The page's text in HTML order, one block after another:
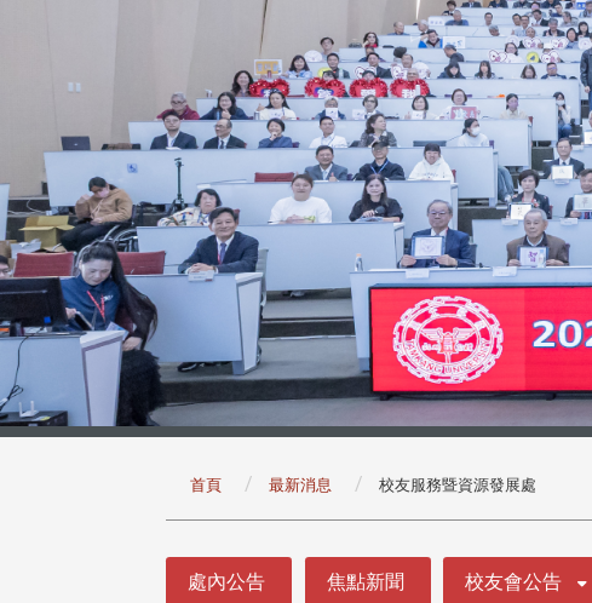
首頁 最新消息 校友服務暨資源發展處
處內公告 焦點新聞 校友會公告